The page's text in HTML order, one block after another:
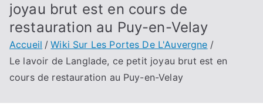
joyau brut est en cours de
restauration au Puy-en-Velay
Accueil
Wiki Sur Les Portes De L'Auvergne
Le lavoir de Langlade, ce petit joyau brut est en
cours de restauration au Puy-en-Velay